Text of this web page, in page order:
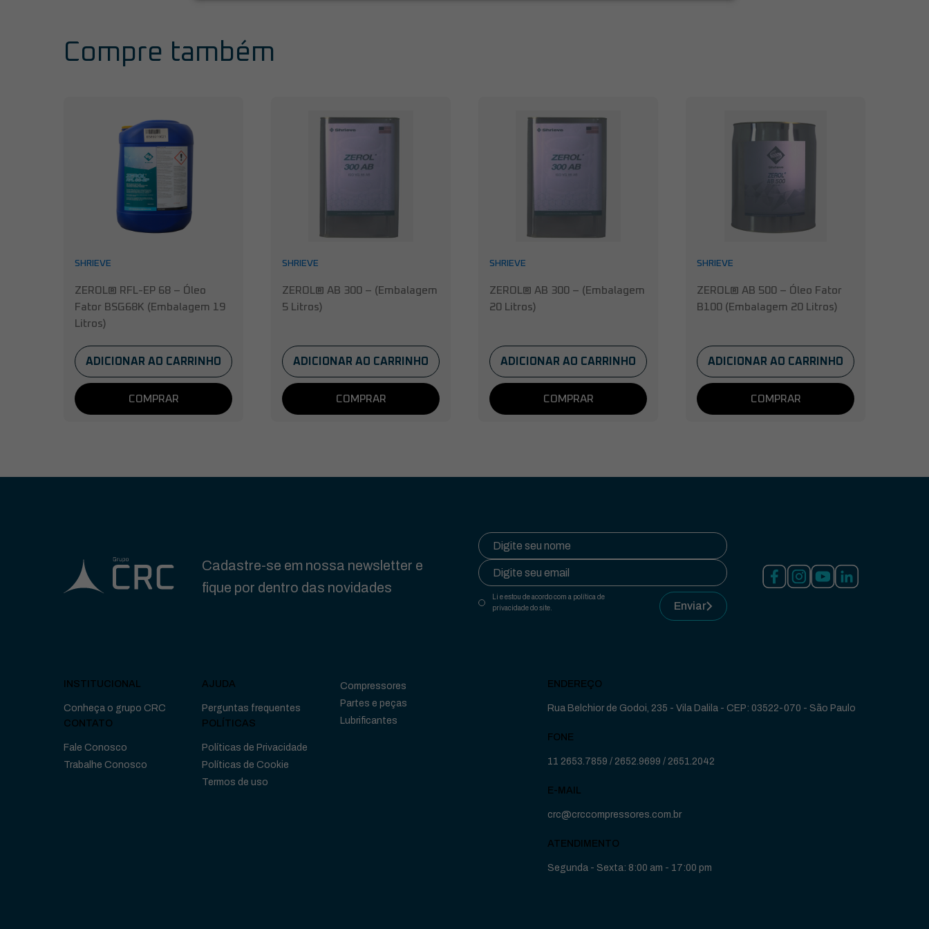
Compre também
SHRIEVE
ZEROL® RFL-EP 68 – Óleo
Fator BSG68K (Embalagem 19
Litros)
ADICIONAR AO CARRINHO
COMPRAR
SHRIEVE
ZEROL® AB 300 – (Embalagem
5 Litros)
ADICIONAR AO CARRINHO
COMPRAR
SHRIEVE
ZEROL® AB 300 – (Embalagem
20 Litros)
ADICIONAR AO CARRINHO
COMPRAR
SHRIEVE
ZEROL® AB 500 – Óleo Fator
B100 (Embalagem 20 Litros)
ADICIONAR AO CARRINHO
COMPRAR
Cadastre-se em nossa newsletter e
fique por dentro das novidades
Li e estou de acordo com a política de
privacidade do site.
Enviar
INSTITUCIONAL
Conheça o grupo CRC
CONTATO
Fale Conosco
Trabalhe Conosco
AJUDA
Perguntas frequentes
POLÍTICAS
Políticas de Privacidade
Políticas de Cookie
Termos de uso
Compressores
Partes e peças
Lubrificantes
ENDEREÇO
Rua Belchior de Godoi, 235 - Vila Dalila - CEP: 03522-070 - São Paulo
FONE
11 2653.7859 / 2652.9699 / 2651.2042
E-MAIL
crc@crccompressores.com.br
ATENDIMENTO
Segunda - Sexta: 8:00 am - 17:00 pm